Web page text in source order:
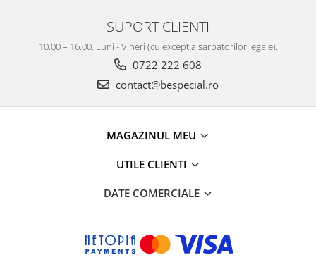
SUPORT CLIENTI
10.00 – 16.00, Luni - Vineri (cu exceptia sarbatorilor legale).
0722 222 608
contact@bespecial.ro
MAGAZINUL MEU
UTILE CLIENTI
DATE COMERCIALE